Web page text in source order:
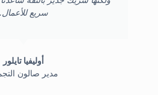
سريع للأعمال.
أوليفيا تايلور
مدير صالون